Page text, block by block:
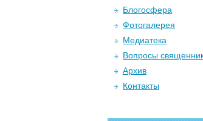
Блогосфера
Фотогалерея
Медиатека
Вопросы
Архив
Контакты